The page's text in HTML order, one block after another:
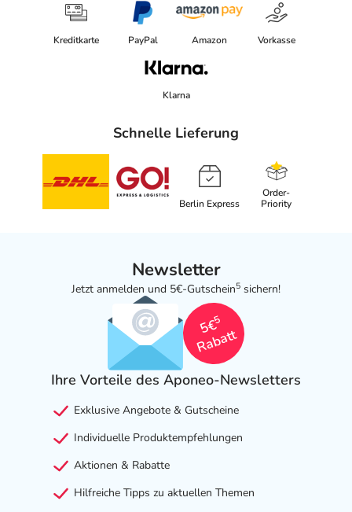
Kreditkarte PayPal Amazon Vorkasse
Klarna
Schnelle Lieferung
Berlin Express
Order-
Priority
Newsletter
Jetzt anmelden und 5€-Gutschein5 sichern!
5€
5
Rabatt
Ihre Vorteile des Aponeo-Newsletters
Exklusive Angebote & Gutscheine
Individuelle Produktempfehlungen
Aktionen & Rabatte
Hilfreiche Tipps zu aktuellen Themen